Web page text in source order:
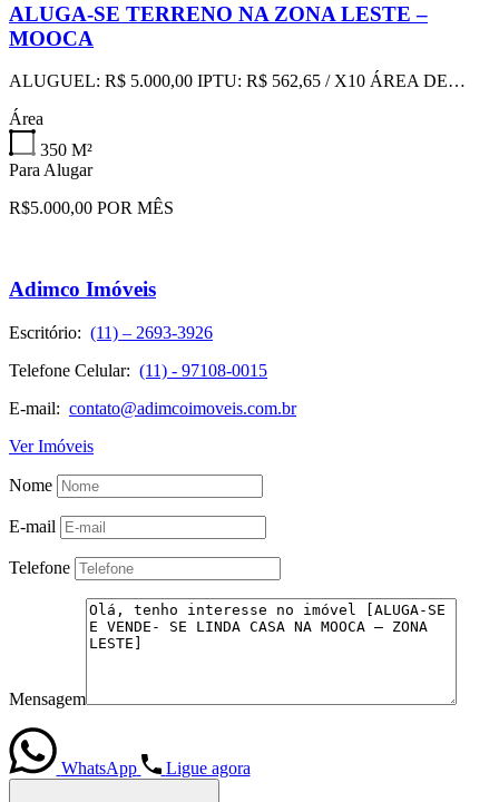
ALUGA-SE TERRENO NA ZONA LESTE –
MOOCA
ALUGUEL: R$ 5.000,00 IPTU: R$ 562,65 / X10 ÁREA DE…
Área
350 M²
Para Alugar
R$5.000,00 POR MÊS
Adimco Imóveis
Escritório: (11) – 2693-3926
Telefone Celular: (11) - 97108-0015
E-mail: contato@adimcoimoveis.com.br
Ver Imóveis
Nome
E-mail
Telefone
Mensagem
WhatsApp Ligue agora